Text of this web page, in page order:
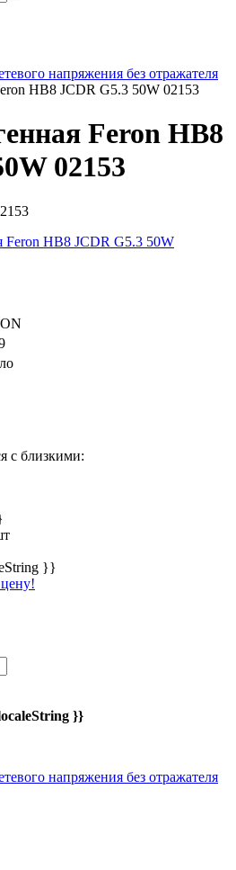
напряжения без отражателя
HB8 JCDR G5.3 50W 02153
Feron HB8
02153
с близкими:
}}
}}
напряжения без отражателя